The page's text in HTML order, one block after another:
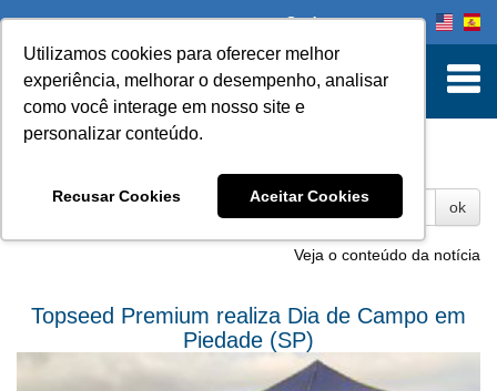
Utilizamos cookies para oferecer melhor
experiência, melhorar o desempenho, analisar
como você interage em nosso site e
personalizar conteúdo.
Recusar Cookies Aceitar Cookies
Onde comprar
ok
Topseed Premium realiza Dia de Campo em
Piedade (SP)
Veja o conteúdo da notícia